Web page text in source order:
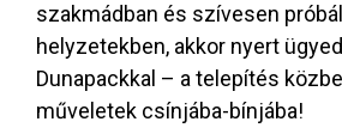
szakmádban és szívesen
helyzetekben, akkor nyert
Dunapackkal – a telepítés
műveletek csínjába-bínjába!